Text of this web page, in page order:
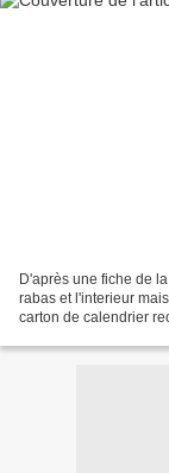
D'après une fiche de
rabas et l'interieur
carton de calendrier